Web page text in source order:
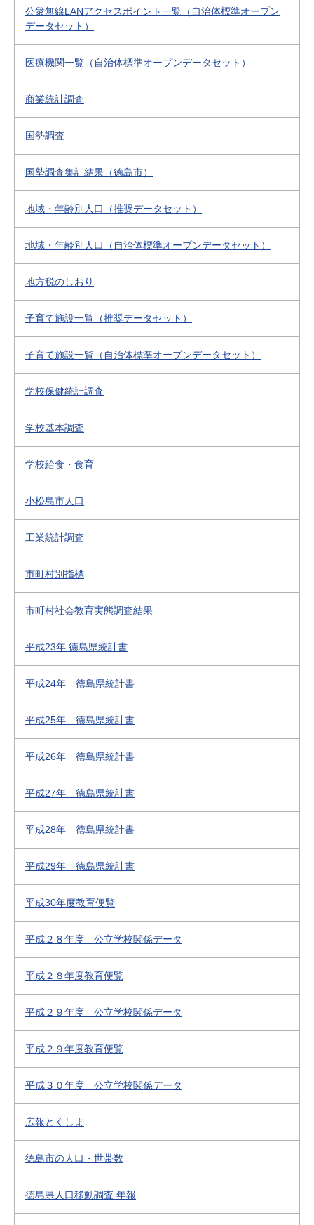
公衆無線LANアクセスポイント一覧（自治体標準オープン
データセット）
医療機関一覧（自治体標準オープンデータセット）
商業統計調査
国勢調査
国勢調査集計結果（徳島市）
地域・年齢別人口（推奨データセット）
地域・年齢別人口（自治体標準オープンデータセット）
地方税のしおり
子育て施設一覧（推奨データセット）
子育て施設一覧（自治体標準オープンデータセット）
学校保健統計調査
学校基本調査
学校給食・食育
小松島市人口
工業統計調査
市町村別指標
市町村社会教育実態調査結果
平成23年 徳島県統計書
平成24年 徳島県統計書
平成25年 徳島県統計書
平成26年 徳島県統計書
平成27年 徳島県統計書
平成28年 徳島県統計書
平成29年 徳島県統計書
平成30年度教育便覧
平成２８年度 公立学校関係データ
平成２８年度教育便覧
平成２９年度 公立学校関係データ
平成２９年度教育便覧
平成３０年度 公立学校関係データ
広報とくしま
徳島市の人口・世帯数
徳島県人口移動調査 年報